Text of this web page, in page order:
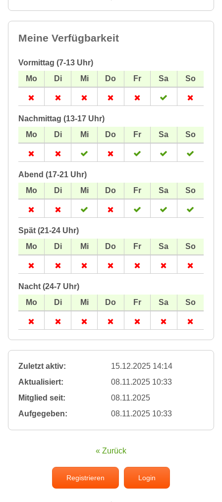
Meine Verfügbarkeit
Vormittag (7-13 Uhr)
Nachmittag (13-17 Uhr)
Abend (17-21 Uhr)
Spät (21-24 Uhr)
Nacht (24-7 Uhr)
Zuletzt aktiv:
15.12.2025 14:14
Aktualisiert:
08.11.2025 10:33
Mitglied seit:
08.11.2025
Aufgegeben:
08.11.2025 10:33
« Zurück
Registrieren Login